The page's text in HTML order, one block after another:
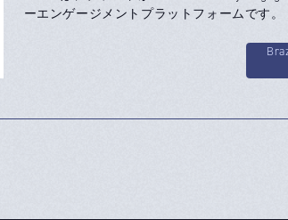
ーエンゲージメントプラットフォームです。